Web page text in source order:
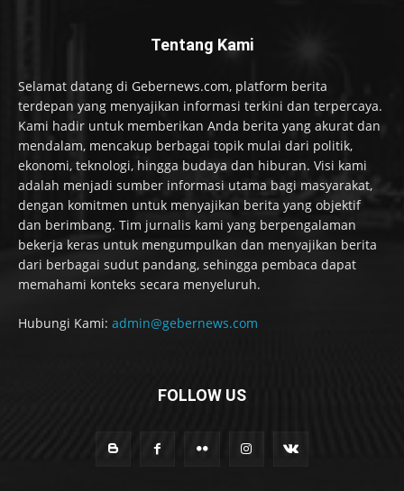
Tentang Kami
Selamat datang di Gebernews.com, platform berita
terdepan yang menyajikan informasi terkini dan terpercaya.
Kami hadir untuk memberikan Anda berita yang akurat dan
mendalam, mencakup berbagai topik mulai dari politik,
ekonomi, teknologi, hingga budaya dan hiburan. Visi kami
adalah menjadi sumber informasi utama bagi masyarakat,
dengan komitmen untuk menyajikan berita yang objektif
dan berimbang. Tim jurnalis kami yang berpengalaman
bekerja keras untuk mengumpulkan dan menyajikan berita
dari berbagai sudut pandang, sehingga pembaca dapat
memahami konteks secara menyeluruh.
Hubungi Kami: admin@gebernews.com
FOLLOW US